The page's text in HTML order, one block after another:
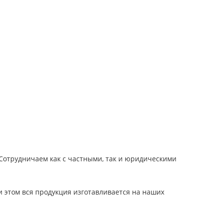
как с частными, так и юридическими
вся продукция изготавливается на наших